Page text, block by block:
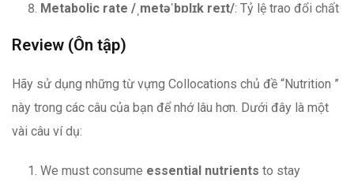
Metabolic rate /ˌmetəˈbɒlɪk reɪt/: Tỷ lệ trao đổi chất
Review (Ôn tập)
Hãy sử dụng những từ vựng Collocations chủ đề “Nutrition ”
này trong các câu của bạn để nhớ lâu hơn. Dưới đây là một
vài câu ví dụ:
We must consume essential nutrients to stay